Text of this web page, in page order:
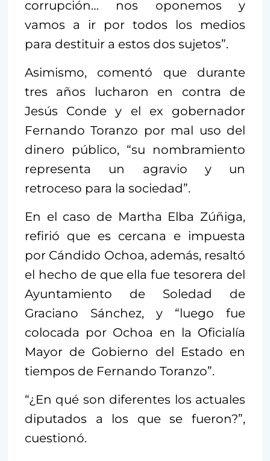
corrupción… nos oponemos y
vamos a ir por todos los medios
para destituir a estos dos sujetos”.
Asimismo, comentó que durante
tres años lucharon en contra de
Jesús Conde y el ex gobernador
Fernando Toranzo por mal uso del
dinero público, “su nombramiento
representa un agravio y un
retroceso para la sociedad”.
En el caso de Martha Elba Zúñiga,
refirió que es cercana e impuesta
por Cándido Ochoa, además, resaltó
el hecho de que ella fue tesorera del
Ayuntamiento de Soledad de
Graciano Sánchez, y “luego fue
colocada por Ochoa en la Oficialía
Mayor de Gobierno del Estado en
tiempos de Fernando Toranzo”.
“¿En qué son diferentes los actuales
diputados a los que se fueron?”,
cuestionó.